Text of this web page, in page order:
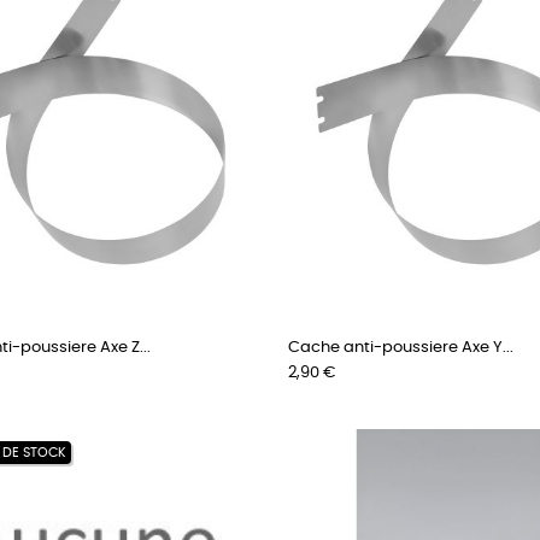
poussiere Axe Z...
Cache anti-poussiere Axe Y...
Prix
2,90 €
DE STOCK